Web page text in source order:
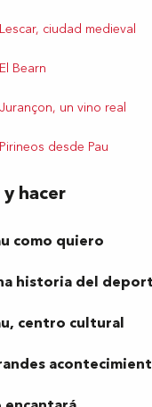
Lescar, ciudad medieval
El Bearn
Jurançon, un vino real
Pirineos desde Pau
y hacer
como quiero
historia del
centro cultural
▒▒
Turismo